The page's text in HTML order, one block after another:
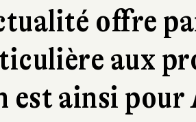
offre
aux
est ainsi pour